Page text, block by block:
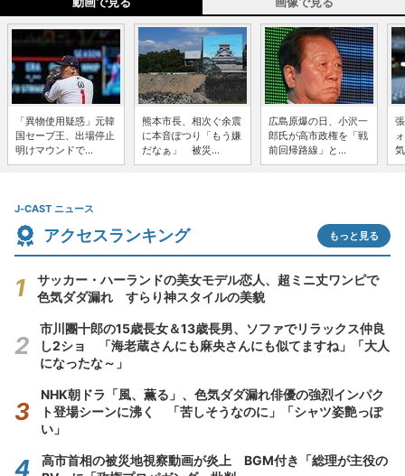
「異物使用疑惑」元韓
国セーブ王、出場停止
明けマウンドで...
熊本市長、相次ぐ余震
に本音ぽつり「もう嫌
だなぁ」 被災...
広島原爆の日、小沢一
郎氏が高市政権を「戦
前回帰路線」と...
J-CAST ニュース
アクセスランキング もっと見る
サッカー・ハーランドの美女モデル恋人、超ミニ丈ワンピで
色気ダダ漏れ すらり神スタイルの美貌
市川團十郎の15歳長女＆13歳長男、ソファでリラックス仲良
し2ショ 「海老蔵さんにも麻央さんにも似てますね」「大人
になったな～」
NHK朝ドラ「風、薫る」、色気ダダ漏れ俳優の強烈インパク
ト登場シーンに沸く 「苦しそうなのに」「シャツ姿艶っぽ
い」
高市首相の被災地視察動画が炎上 BGM付き「総理が主役の